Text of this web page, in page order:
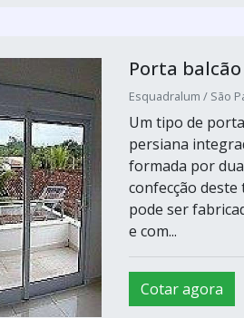
Porta
Esquadralum / São
Um tipo de
persiana
formada por
confecção
pode ser
e com...
Cotar agora